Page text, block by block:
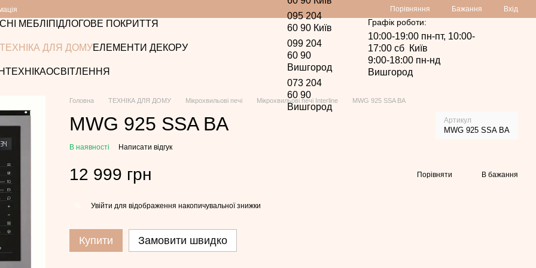
Порівняння Бажання Вхід
МЕБЛІ ПІДЛОГОВЕ ПОКРИТТЯ
ТЕХНІКА ДЛЯ ДОМУЕЛЕМЕНТИ ДЕКОРУ
ОСВІТЛЕННЯ
095 204
60 90 Київ
099 204
60 90
Вишгород
073 204
60 90
Вишгород
Графік роботи:
10:00-19:00 пн-пт, 10:00-
17:00 сб Київ
9:00-18:00 пн-нд
Вишгород
Головна ТЕХНІКА ДЛЯ ДОМУ Мікрохвильові печі Мікрохвильові печі Interline MWG 925 SSA BA
MWG 925 SSA BA Артикул
MWG 925 SSA BA
В наявності Написати відгук
12 999 грн Порівняти В бажання
Увійти для відображення накопичувальної знижки
Купити Замовити швидко